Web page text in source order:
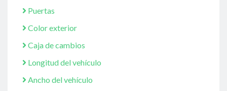
Puertas
Color exterior
Caja de cambios
Longitud del vehículo
Ancho del vehículo